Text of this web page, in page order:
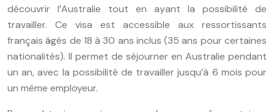
découvrir l’Australie tout en ayant la possibilité de
travailler. Ce visa est accessible aux ressortissants
français âgés de 18 à 30 ans inclus (35 ans pour certaines
nationalités). Il permet de séjourner en Australie pendant
un an, avec la possibilité de travailler jusqu’à 6 mois pour
un même employeur.